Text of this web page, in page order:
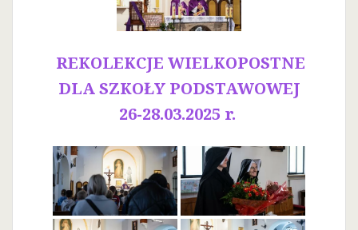
REKOLEKCJE WIELKOPOSTNE
DLA SZKOŁY PODSTAWOWEJ
26-28.03.2025 r.